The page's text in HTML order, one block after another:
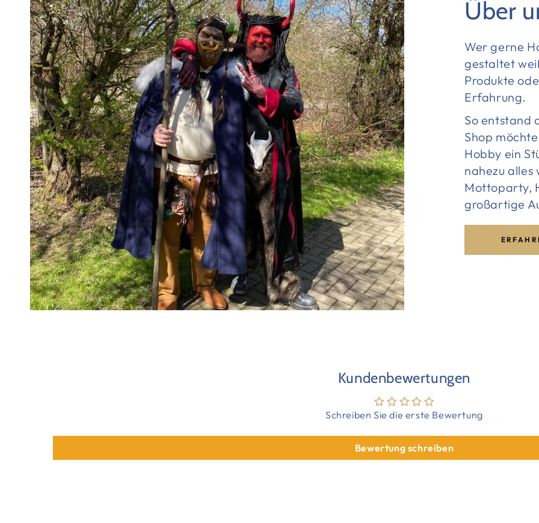
Über
Wer gerne
gestaltet
Produkte
Erfahrung.
So entstand
Shop
Hobby ein
nahezu alles
Mottoparty,
großartige
Kundenbewertungen
Schreiben Sie die erste Bewertung
Bewertung schreiben